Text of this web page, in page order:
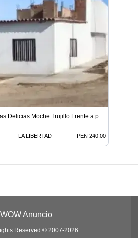
Delicias Moche Trujillo Frente a p
LA LIBERTAD PEN 240.00
WOW Anuncio
Reserved © 2007-2026